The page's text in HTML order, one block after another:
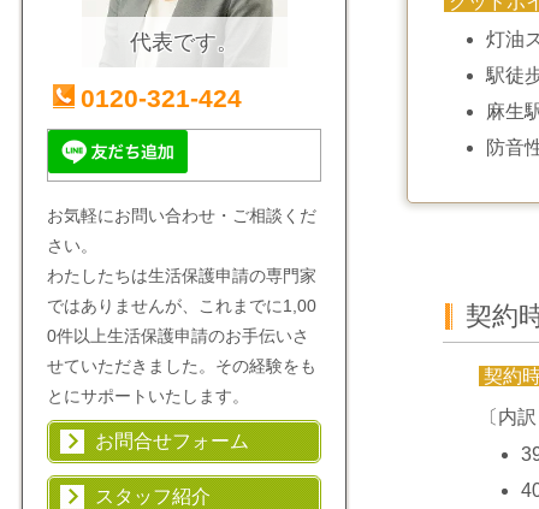
灯油
駅徒
麻生
防音
契約
契約
〔内
代表です。
0120-321-424
お気軽にお問い合わせ・ご相談くだ
さい。
わたしたちは生活保護申請の専門家
ではありませんが、これまでに1,00
0件以上生活保護申請のお手伝いさ
せていただきました。その経験をも
とにサポートいたします。
お問合せフォーム
スタッフ紹介